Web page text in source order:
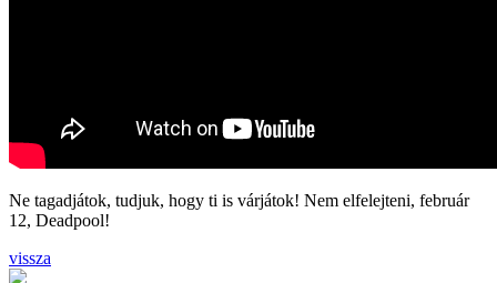
Ne tagadjátok, tudjuk, hogy ti is várjátok! Nem elfelejteni, február
12, Deadpool!
vissza